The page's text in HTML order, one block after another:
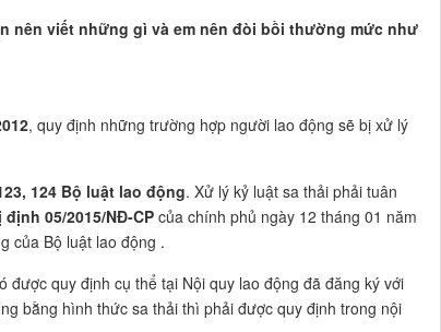
nên viết những gì và em nên đòi bồi thường mức như
, quy định những trường hợp người lao động sẽ bị xử lý
124 Bộ luật lao động. Xử lý kỷ luật sa thải phải tuân
05/2015/NĐ-CPcủa chính phủ ngày 12 tháng 01 năm
của Bộ luật lao động .
quy định cụ thể tại Nội quy lao động đã đăng ký với
bằng hình thức sa thải thì phải được quy định trong nội